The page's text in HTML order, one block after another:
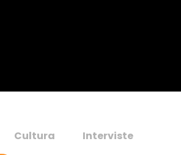
Cultura Interviste